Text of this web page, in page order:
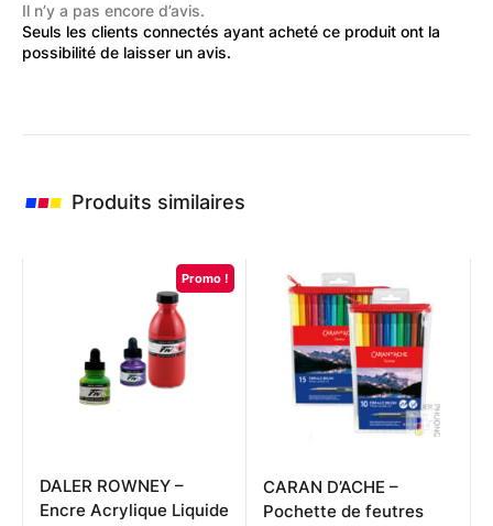
Il n’y a pas encore d’avis.
Seuls les clients connectés ayant acheté ce produit ont la
possibilité de laisser un avis.
Produits similaires
Promo !
DALER ROWNEY –
Encre Acrylique Liquide
CARAN D’ACHE –
Pochette de feutres